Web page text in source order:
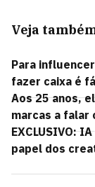
Veja
Para
fazer caixa é
Aos 25 anos,
marcas a falar
EXCLUSIVO:
papel dos